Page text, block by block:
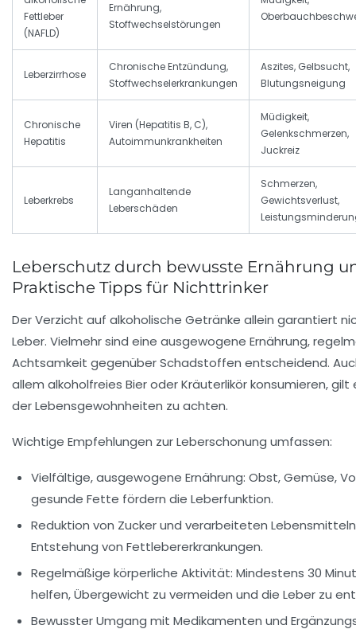
Fettleber
(NAFLD)
Ernährung,
Stoffwechselstörungen
Leberzirrhose
Chronische Entzündung,
Stoffwechselerkrankungen
Aszites, Gelbsucht,
Blutungsneigung
Chronische
Hepatitis
Viren (Hepatitis B, C),
Autoimmunkrankheiten
Müdigkeit,
Gelenkschmerzen,
Juckreiz
Leberkrebs
Langanhaltende
Leberschäden
Schmerzen,
Gewichtsverlust,
Leberschutz durch bewusste Ernährung
Praktische Tipps für Nichttrinker
Der Verzicht auf alkoholische Getränke allein garantiert
Leber. Vielmehr sind eine ausgewogene Ernährung,
Achtsamkeit gegenüber Schadstoffen entscheidend.
allem alkoholfreies Bier oder Kräuterlikör konsumieren,
der Lebensgewohnheiten zu achten.
Wichtige Empfehlungen zur Leberschonung umfassen:
Vielfältige, ausgewogene Ernährung: Obst, Gemüse,
gesunde Fette fördern die Leberfunktion.
Reduktion von Zucker und verarbeiteten
Entstehung von Fettlebererkrankungen.
Regelmäßige körperliche Aktivität: Mindestens 30
helfen, Übergewicht zu vermeiden und die Leber zu
Bewusster Umgang mit Medikamenten und